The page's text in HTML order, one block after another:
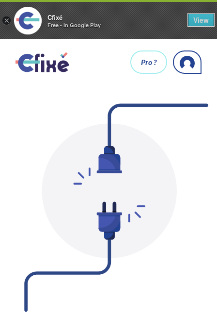
× Cfixé
Free - In Google Play
View
Pro ?